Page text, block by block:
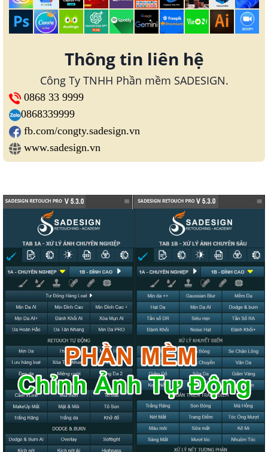
Thông tin liên hệ
Công Ty TNHH Phần mềm SADESIGN.
0868 33 9999
0868339999
fb.com/congty.sadesign.vn
www.sadesign.vn